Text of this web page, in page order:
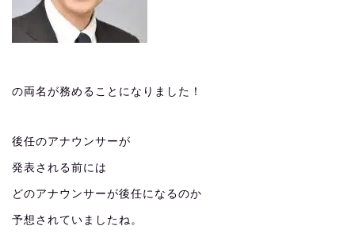
の両名が務めることになりました！
後任のアナウンサーが
発表される前には
どのアナウンサーが後任になるのか
予想されていましたね。